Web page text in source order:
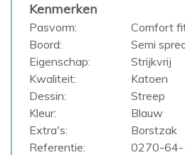
Kenmerken
Pasvorm:
Comfort
Boord:
Semi
Eigenschap:
Strijkvrij
Kwaliteit:
Katoen
Dessin:
Streep
Kleur:
Blauw
Extra's:
Borstzak
Referentie:
0270-